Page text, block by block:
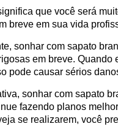
que você será
breve em sua vida
sonhar com sapato
em breve. Quando
pode causar sérios
sonhar com sapato
fazendo planos
se realizarem, você